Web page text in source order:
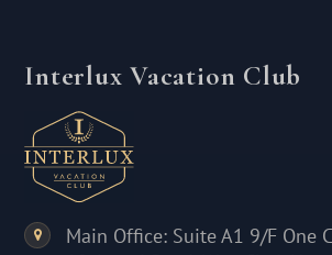
Interlux Vacation Club
Main Office: Suite A1 9/F One